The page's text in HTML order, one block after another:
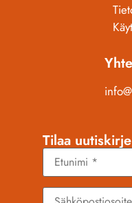
Tilaa